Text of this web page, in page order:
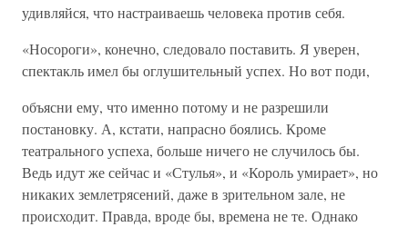
удивляйся, что настраиваешь человека против себя.
«Носороги», конечно, следовало поставить. Я уверен,
спектакль имел бы оглушительный успех. Но вот поди,
объясни ему, что именно потому и не разрешили
постановку. А, кстати, напрасно боялись. Кроме
театрального успеха, больше ничего не случилось бы.
Ведь идут же сейчас и «Стулья», и «Король умирает», но
никаких землетрясений, даже в зрительном зале, не
происходит. Правда, вроде бы, времена не те. Однако